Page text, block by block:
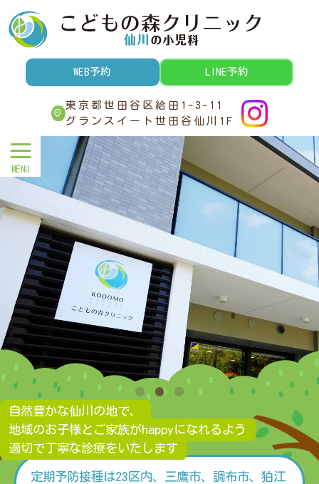
こどもの森クリニック｜世田谷
区給田の小児科｜仙川 千歳烏
WEB予約 LINE予約
東京都世田谷区給田1-3-11
グランスイート世田谷仙川1F
自然豊かな仙川の地で、
地域のお子様とご家族がhappyになれるよう
適切で丁寧な診療をいたします
定期予防接種は23区内、三鷹市、調布市、狛江